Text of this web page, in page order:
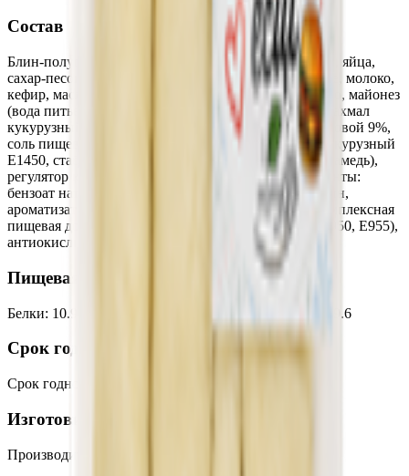
Состав
Блин-полуфабрикат (оболочка): мука пшеничная в/с, яйца,
сахар-песок, соль йодированная, масло растительное, молоко,
кефир, масло сливочное, ветчина, сыр твердый, яйцо, майонез
(вода питьевая, масло подсолнечное, загуститель крахмал
кукурузный Е1442, уксус для пищевых целей спиртовой 9%,
соль пищевая йодированная, эмульгатор крахмал кукурузный
Е1450, стабилизатор (гуровая камедь, ксантановая камедь),
регулятор кислотности лимонная кислота, консерванты:
бензоат натрия, сорбат калия; краситель Бета-каротин,
ароматизатор пищевой натуральный «Горчица», комплексная
пищевая добавка (сахароза, подсластители: Е954, Е950, Е955),
антиокислитель Е385, соль.
Пищевая ценность на 100г
Белки: 10.93 289.6
Срок годности
Срок годности
Изготовитель
Производитель: